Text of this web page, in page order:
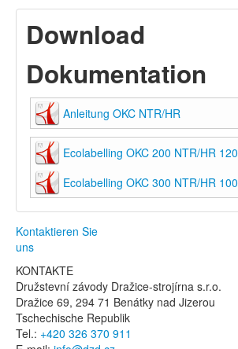
Download
Dokumentation
Anleitung OKC NTR/HR
Ecolabelling OKC 200 NTR/HR 120
Ecolabelling OKC 300 NTR/HR 100
Kontaktieren Sie
uns
KONTAKTE
Družstevní závody Dražice-strojírna s.r.o.
Dražice 69, 294 71 Benátky nad Jizerou
Tschechische Republik
Tel.: +420 326 370 911